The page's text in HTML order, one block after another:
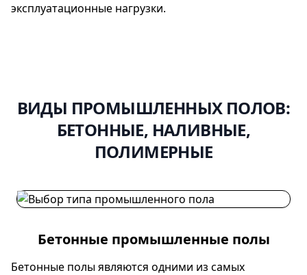
эксплуатационные нагрузки.
ВИДЫ ПРОМЫШЛЕННЫХ ПОЛОВ:
БЕТОННЫЕ, НАЛИВНЫЕ,
ПОЛИМЕРНЫЕ
Бетонные промышленные полы
Бетонные полы являются одними из самых